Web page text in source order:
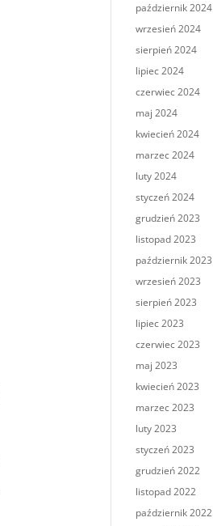
październik 2024
wrzesień 2024
sierpień 2024
lipiec 2024
czerwiec 2024
maj 2024
kwiecień 2024
marzec 2024
luty 2024
styczeń 2024
grudzień 2023
listopad 2023
październik 2023
wrzesień 2023
sierpień 2023
lipiec 2023
czerwiec 2023
maj 2023
kwiecień 2023
marzec 2023
luty 2023
styczeń 2023
grudzień 2022
listopad 2022
październik 2022